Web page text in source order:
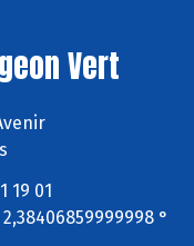
Vert
19 01
2,38406859999998 °